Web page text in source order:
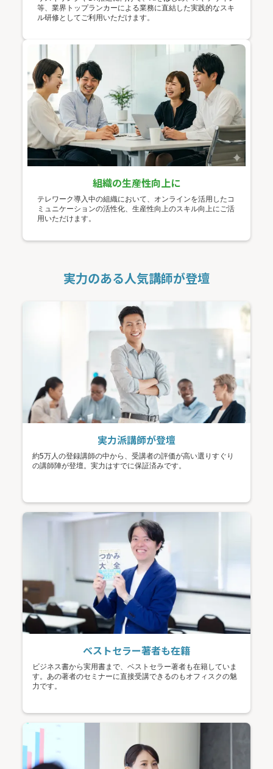
等、業界トップランカーによる業務に直結した実践的なスキ
ル研修としてご利用いただけます。
組織の生産性向上に
テレワーク導入中の組織において、オンラインを活用したコ
ミュニケーションの活性化、生産性向上のスキル向上にご活
用いただけます。
実力のある人気講師が登壇
実力派講師が登壇
約5万人の登録講師の中から、受講者の評価が高い選りすぐり
の講師陣が登壇。実力はすでに保証済みです。
ベストセラー著者も在籍
ビジネス書から実用書まで、ベストセラー著者も在籍していま
す。あの著者のセミナーに直接受講できるのもオフィスクの魅
力です。